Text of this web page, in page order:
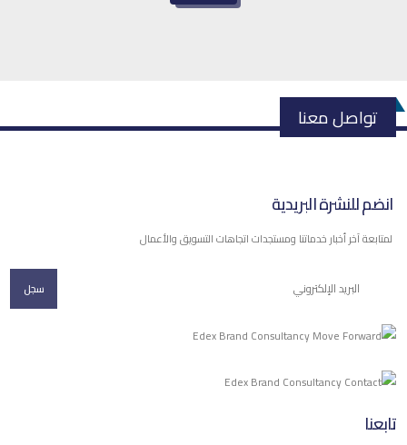
تواصل معنا
انضم للنشرة البريدية
لمتابعة آخر أخبار خدماتنا ومستجدات اتجاهات التسويق والأعمال
سجل
تابعنا